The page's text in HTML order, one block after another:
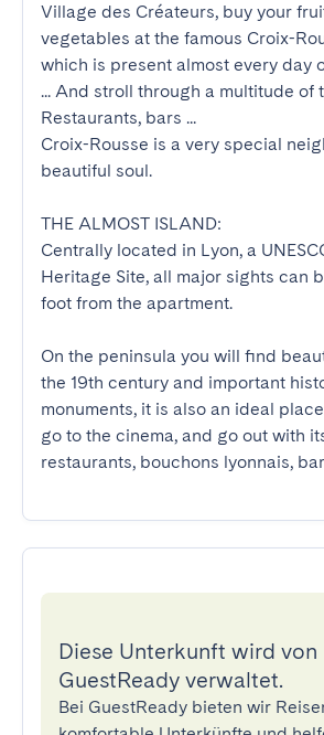
Village des Créateurs, buy your
vegetables at the famous Croix-
which is present almost every day
... And stroll through a multitude of
Restaurants, bars ...
Croix-Rousse is a very special
beautiful soul.
THE ALMOST ISLAND:
Centrally located in Lyon, a
Heritage Site, all major sights can
foot from the apartment.
On the peninsula you will find
the 19th century and important
monuments, it is also an ideal
go to the cinema, and go out with
restaurants, bouchons lyonnais,
Diese Unterkunft wird von
GuestReady verwaltet.
Bei GuestReady bieten wir